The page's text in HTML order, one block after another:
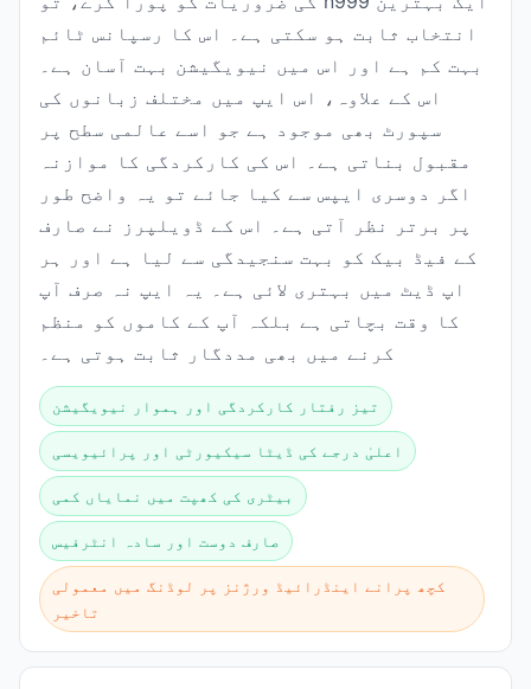
انتخاب ثابت ہو سکتی ہے۔ اس کا رسپانس ٹائم
بہت کم ہے اور اس میں نیویگیشن بہت آسان ہے۔
اس کے علاوہ، اس ایپ میں مختلف زبانوں کی
سپورٹ بھی موجود ہے جو اسے عالمی سطح پر
مقبول بناتی ہے۔ اس کی کارکردگی کا موازنہ
اگر دوسری ایپس سے کیا جائے تو یہ واضح طور
پر برتر نظر آتی ہے۔ اس کے ڈویلپرز نے صارف
کے فیڈ بیک کو بہت سنجیدگی سے لیا ہے اور ہر
اپ ڈیٹ میں بہتری لائی ہے۔ یہ ایپ نہ صرف آپ
کا وقت بچاتی ہے بلکہ آپ کے کاموں کو منظم
کرنے میں بھی مددگار ثابت ہوتی ہے۔
تیز رفتار کارکردگی اور ہموار نیویگیشن
اعلیٰ درجے کی ڈیٹا سیکیورٹی اور پرائیویسی
بیٹری کی کھپت میں نمایاں کمی
صارف دوست اور سادہ انٹرفیس
کچھ پرانے اینڈرائیڈ ورژنز پر لوڈنگ میں معمولی
تاخیر